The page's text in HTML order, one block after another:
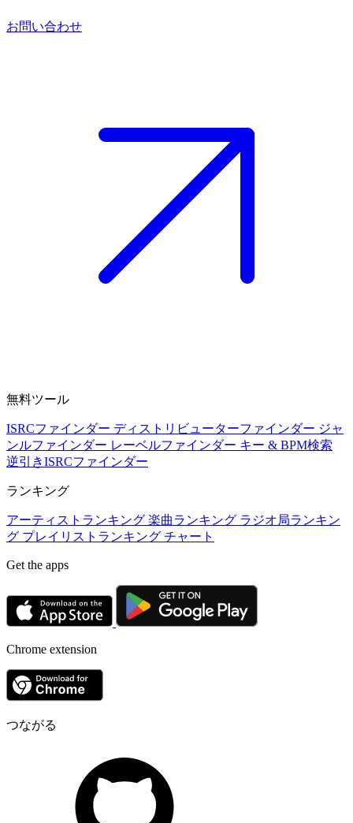
お問い合わせ
無料ツール
ISRCファインダー ディストリビューターファインダー ジャ
ンルファインダー レーベルファインダー キー & BPM検索
逆引きISRCファインダー
ランキング
アーティストランキング 楽曲ランキング ラジオ局ランキン
グ プレイリストランキング チャート
Get the apps
Chrome extension
つながる